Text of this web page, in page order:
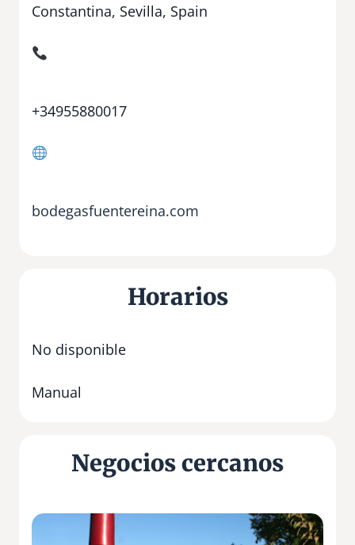
Constantina, Sevilla, Spain
+34955880017
bodegasfuentereina.com
Horarios
No disponible
Manual
Negocios cercanos
B